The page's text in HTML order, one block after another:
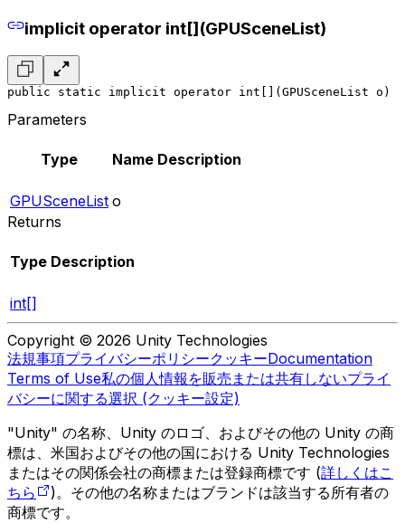
implicit operator int[](GPUSceneList)
public static implicit operator int[](GPUSceneList o)
Parameters
Type Name Description
GPUSceneList o
Returns
Type Description
int[]
Copyright © 2026 Unity Technologies
法規事項プライバシーポリシークッキーDocumentation
Terms of Use私の個人情報を販売または共有しないプライ
バシーに関する選択 (クッキー設定)
"Unity" の名称、Unity のロゴ、およびその他の Unity の商
標は、米国およびその他の国における Unity Technologies
またはその関係会社の商標または登録商標です (詳しくはこ
ちら
)。その他の名称またはブランドは該当する所有者の
商標です。